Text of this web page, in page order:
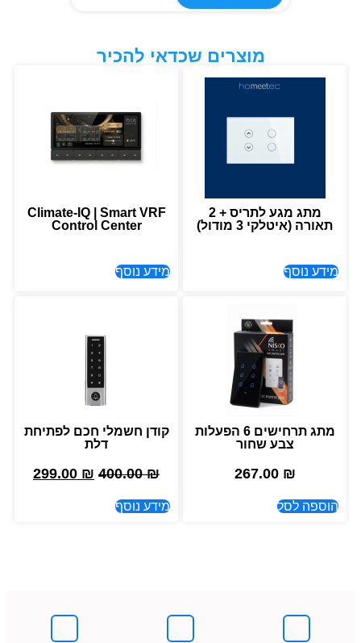
מוצרים שכדאי להכיר
מתג מגע לתריס + 2
תאורה (איטלקי 3 מודול)
מידע נוסף
Climate-IQ | Smart VRF
Control Center
מידע נוסף
מתג תרחישים 6 הפעלות
צבע שחור
267.00 ₪
הוספה לסל
קודן חשמלי חכם לפתיחת
דלת
400.00₪
299.00 ₪
מידע נוסף